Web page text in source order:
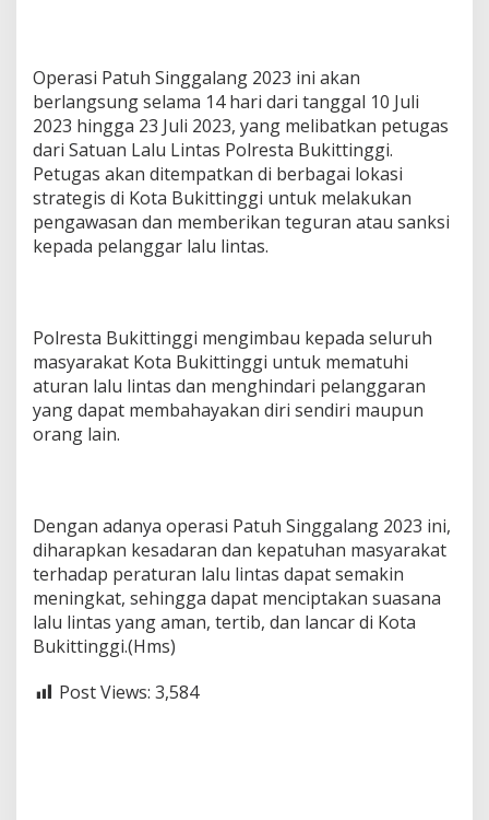
Operasi Patuh Singgalang 2023 ini akan
berlangsung selama 14 hari dari tanggal 10 Juli
2023 hingga 23 Juli 2023, yang melibatkan petugas
dari Satuan Lalu Lintas Polresta Bukittinggi.
Petugas akan ditempatkan di berbagai lokasi
strategis di Kota Bukittinggi untuk melakukan
pengawasan dan memberikan teguran atau sanksi
kepada pelanggar lalu lintas.
Polresta Bukittinggi mengimbau kepada seluruh
masyarakat Kota Bukittinggi untuk mematuhi
aturan lalu lintas dan menghindari pelanggaran
yang dapat membahayakan diri sendiri maupun
orang lain.
Dengan adanya operasi Patuh Singgalang 2023 ini,
diharapkan kesadaran dan kepatuhan masyarakat
terhadap peraturan lalu lintas dapat semakin
meningkat, sehingga dapat menciptakan suasana
lalu lintas yang aman, tertib, dan lancar di Kota
Bukittinggi.(Hms)
Post Views: 3,584